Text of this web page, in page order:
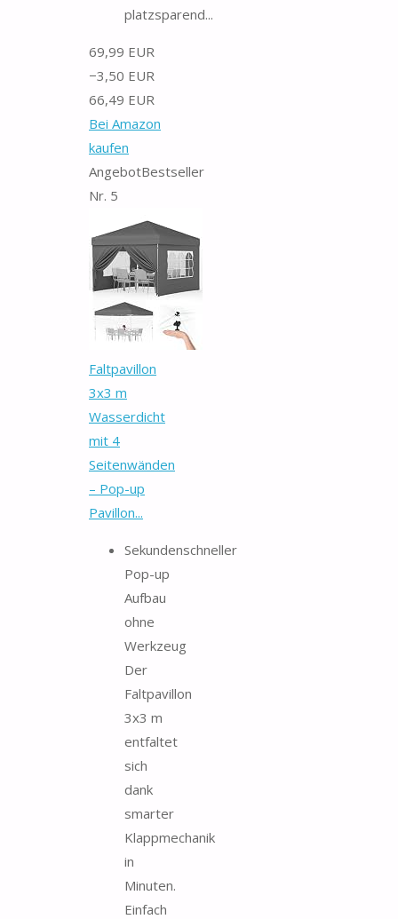
platzsparend...
69,99 EUR
−3,50 EUR
66,49 EUR
Bei Amazon
kaufen
AngebotBestseller
Nr. 5
Faltpavillon
3x3 m
Wasserdicht
mit 4
Seitenwänden
– Pop-up
Pavillon...
Sekundenschneller
Pop-up
Aufbau
ohne
Werkzeug
Der
Faltpavillon
3x3 m
entfaltet
sich
dank
smarter
Klappmechanik
in
Minuten.
Einfach